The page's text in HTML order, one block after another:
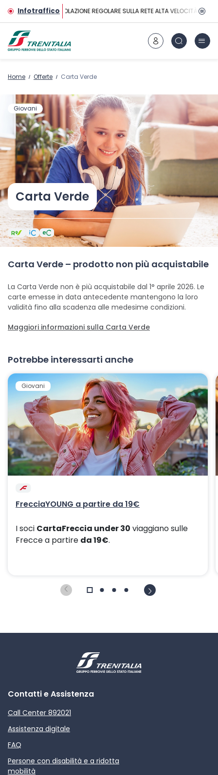
Vai al contenuto principale
InfotrafficoCIRCOLAZIONE REGOLARE SULLA RETE ALTA VELOCITÀ
Home Offerte Carta Verde
Giovani
Carta Verde
Carta Verde – prodotto non più acquistabile
La Carta Verde non è più acquistabile dal 1° aprile 2026. Le
carte emesse in data antecedente mantengono la loro
validità fino alla scadenza alle medesime condizioni.
Maggiori informazioni sulla Carta Verde
Potrebbe interessarti anche
Giovani
FrecciaYOUNG a partire da 19€
I soci CartaFreccia under 30 viaggiano sulle
Frecce a partire da 19€.
Contatti e Assistenza
Call Center 892021
Assistenza digitale
FAQ
Persone con disabilità e a ridotta
mobilità